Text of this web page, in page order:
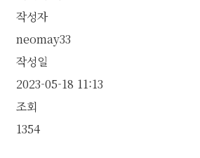
작성자
neomay33
작성일
2023-05-18 11:13
조회
1354